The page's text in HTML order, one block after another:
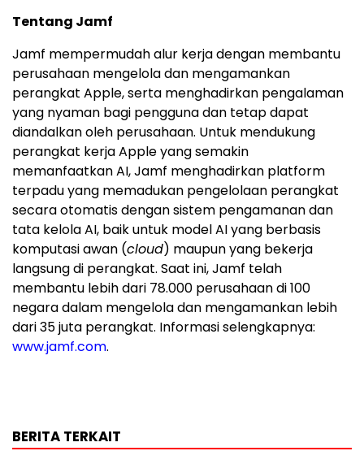
Tentang Jamf
Jamf mempermudah alur kerja dengan membantu
perusahaan mengelola dan mengamankan
perangkat Apple, serta menghadirkan pengalaman
yang nyaman bagi pengguna dan tetap dapat
diandalkan oleh perusahaan. Untuk mendukung
perangkat kerja Apple yang semakin
memanfaatkan AI, Jamf menghadirkan platform
terpadu yang memadukan pengelolaan perangkat
secara otomatis dengan sistem pengamanan dan
tata kelola AI, baik untuk model AI yang berbasis
komputasi awan (cloud) maupun yang bekerja
langsung di perangkat. Saat ini, Jamf telah
membantu lebih dari 78.000 perusahaan di 100
negara dalam mengelola dan mengamankan lebih
dari 35 juta perangkat. Informasi selengkapnya:
www.jamf.com.
BERITA TERKAIT